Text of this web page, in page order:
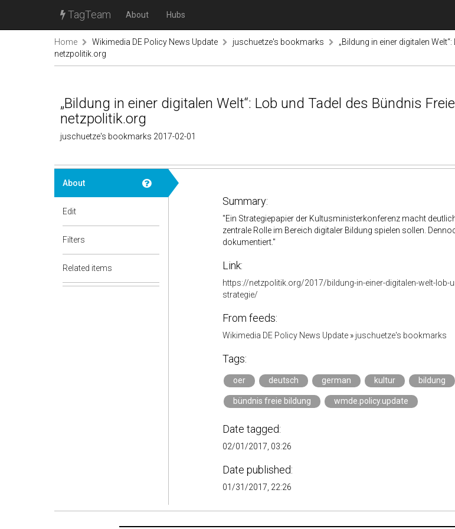
TagTeam About Hubs
Home Wikimedia DE Policy News Update juschuetze's bookmarks
„Bildung in einer digitalen
netzpolitik.org
„Bildung in einer digitalen Welt“: Lob und Tadel des Bündnis
netzpolitik.org
juschuetze's bookmarks 2017-02-01
About
Edit
Filters
Related items
Summary:
"Ein Strategiepapier der Kultusministerkonferenz macht
zentrale Rolle im Bereich digitaler Bildung spielen sollen.
dokumentiert."
Link:
https://netzpolitik.org/2017/bildung-in-einer-digitalen-welt-lob-
strategie/
From feeds:
Wikimedia DE Policy News Update» juschuetze's bookmarks
Tags:
oer deutsch german kultur bildung
bündnis freie bildung wmde.policy.update
Date tagged:
02/01/2017, 03:26
Date published:
01/31/2017, 22:26